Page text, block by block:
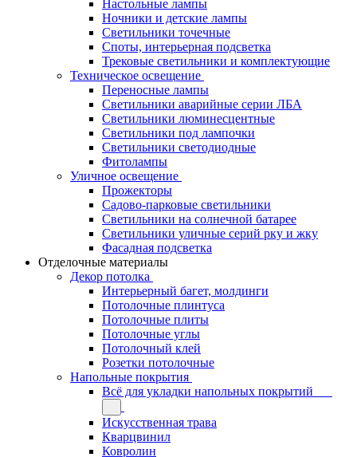
Настольные лампы
Ночники и детские лампы
Светильники точечные
Споты, интерьерная подсветка
Трековые светильники и комплектующие
Техническое освещение
Переносные лампы
Светильники аварийные серии ЛБА
Светильники люминесцентные
Светильники под лампочки
Светильники светодиодные
Фитолампы
Уличное освещение
Прожекторы
Садово-парковые светильники
Светильники на солнечной батарее
Светильники уличные серий рку и жку
Фасадная подсветка
Отделочные материалы
Декор потолка
Интерьерный багет, молдинги
Потолочные плинтуса
Потолочные плиты
Потолочные углы
Потолочный клей
Розетки потолочные
Напольные покрытия
Всё для укладки напольных покрытий
Искусственная трава
Кварцвинил
Ковролин